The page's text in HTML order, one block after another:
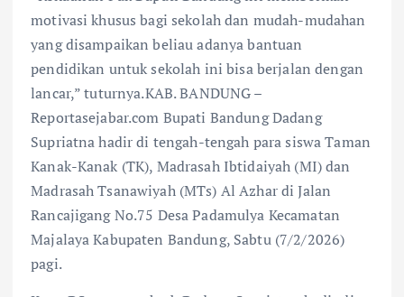
motivasi khusus bagi sekolah dan mudah-mudahan
yang disampaikan beliau adanya bantuan
pendidikan untuk sekolah ini bisa berjalan dengan
lancar,” tuturnya.KAB. BANDUNG –
Reportasejabar.com Bupati Bandung Dadang
Supriatna hadir di tengah-tengah para siswa Taman
Kanak-Kanak (TK), Madrasah Ibtidaiyah (MI) dan
Madrasah Tsanawiyah (MTs) Al Azhar di Jalan
Rancajigang No.75 Desa Padamulya Kecamatan
Majalaya Kabupaten Bandung, Sabtu (7/2/2026)
pagi.